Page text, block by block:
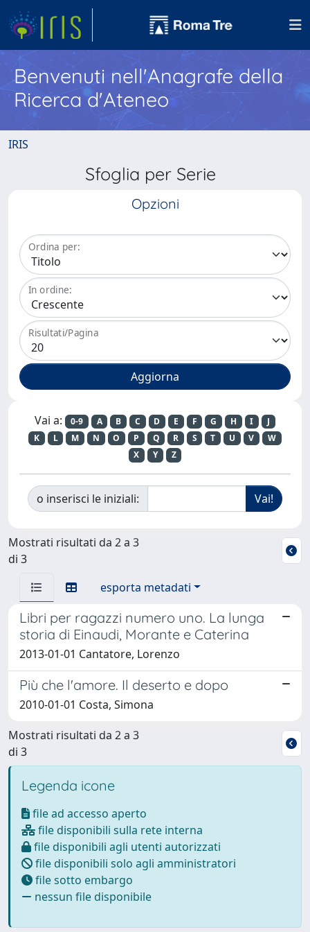
Benvenuti nell'Anagrafe della
Ricerca d'Ateneo
IRIS
Sfoglia per Serie
Opzioni
Ordina per:
In ordine:
Risultati/Pagina
Vai a: 0-9 A B C D E F G H I
J
K
L M N O P Q R S T U V
W
X
Y Z
o inserisci le iniziali:
Mostrati risultati da 2 a 3
di 3
esporta metadati
Libri per ragazzi numero uno. La lunga
storia di Einaudi, Morante e Caterina
2013-01-01 Cantatore, Lorenzo
Più che l'amore. Il deserto e dopo
2010-01-01 Costa, Simona
Mostrati risultati da 2 a 3
di 3
Legenda icone
file ad accesso aperto
file disponibili sulla rete interna
file disponibili agli utenti autorizzati
file disponibili solo agli amministratori
file sotto embargo
nessun file disponibile